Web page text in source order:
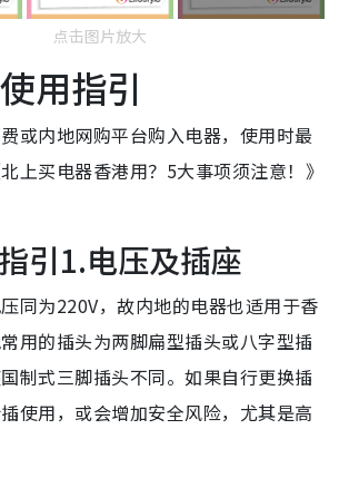
点击图片放大
用指引
或内地网购平台购入电器，使用时最
上买电器香港用？5大事项须注意！》
引1.电压及插座
同为220V，故内地的电器也适用于香
用的插头为两脚扁型插头或八字型插
制式三脚插头不同。如果自行更换插
使用，或会增加安全风险，尤其是高